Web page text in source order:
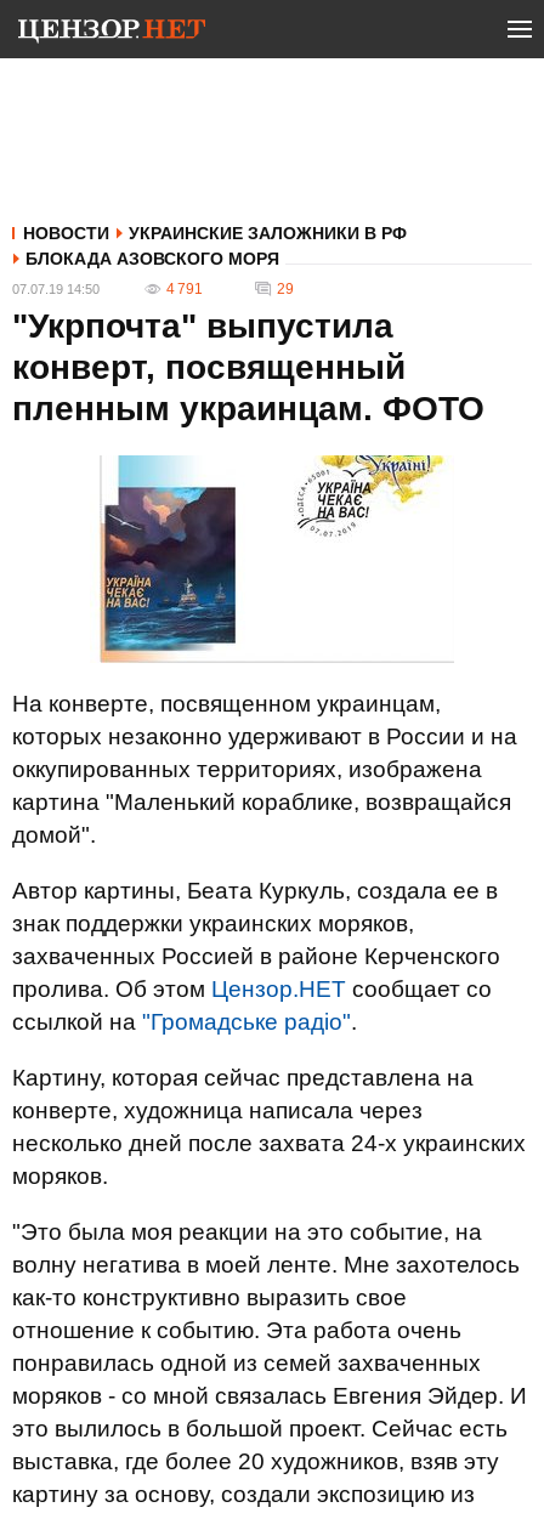
НОВОСТИ
УКРАИНСКИЕ ЗАЛОЖНИКИ В РФ
БЛОКАДА АЗОВСКОГО МОРЯ
07.07.19 14:50 4 791 29
"Укрпочта" выпустила
конверт, посвященный
пленным украинцам. ФОТО
На конверте, посвященном украинцам,
которых незаконно удерживают в России и на
оккупированных территориях, изображена
картина "Маленький кораблике, возвращайся
домой".
Автор картины, Беата Куркуль, создала ее в
знак поддержки украинских моряков,
захваченных Россией в районе Керченского
пролива. Об этом Цензор.НЕТ сообщает со
ссылкой на "Громадське радіо".
Картину, которая сейчас представлена ​​на
конверте, художница написала через
несколько дней после захвата 24-х украинских
моряков.
"Это была моя реакции на это событие, на
волну негатива в моей ленте. Мне захотелось
как-то конструктивно выразить свое
отношение к событию. Эта работа очень
понравилась одной из семей захваченных
моряков - со мной связалась Евгения Эйдер. И
это вылилось в большой проект. Сейчас есть
выставка, где более 20 художников, взяв эту
картину за основу, создали экспозицию из